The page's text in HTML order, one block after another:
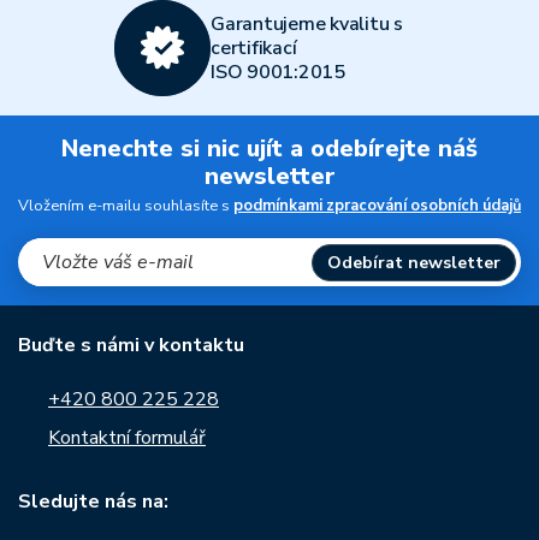
Garantujeme kvalitu s
certifikací
ISO 9001:2015
Nenechte si nic ujít a odebírejte náš
newsletter
Vložením e-mailu souhlasíte s podmínkami zpracování osobních údajů
Odebírat newsletter
Buďte s námi v kontaktu
+420 800 225 228
Kontaktní formulář
Sledujte nás na: